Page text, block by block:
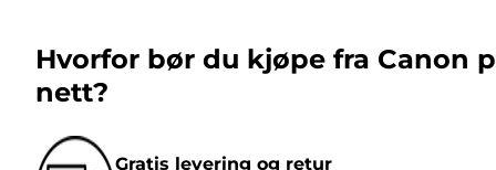
Hvorfor bør du kjøpe fra Canon
nett?
Gratis levering og retur